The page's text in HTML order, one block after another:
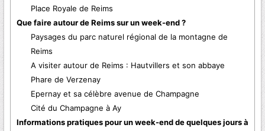
Place Royale de Reims
Que faire autour de Reims sur un week-end ?
Paysages du parc naturel régional de la montagne de
Reims
A visiter autour de Reims : Hautvillers et son abbaye
Phare de Verzenay
Epernay et sa célèbre avenue de Champagne
Cité du Champagne à Ay
Informations pratiques pour un week-end de quelques jours à